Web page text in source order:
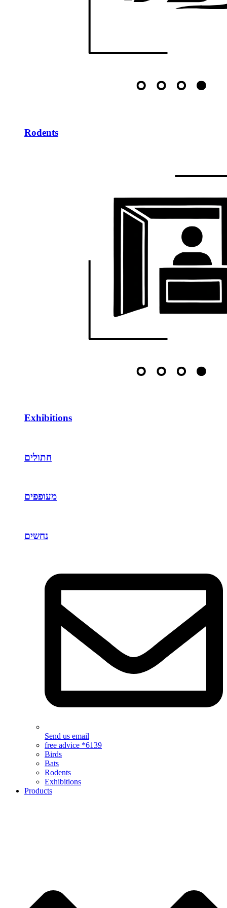
Rodents
Exhibitions
חתולים
מעופפים
נחשים
Send us email
free advice *6139
Birds
Bats
Rodents
Exhibitions
Products